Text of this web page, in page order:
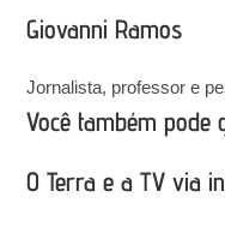
Giovanni Ramos
Jornalista, professor e
Você também pode
O Terra e a TV via